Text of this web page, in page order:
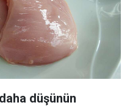
düşünün